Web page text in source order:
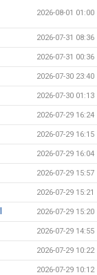
2026-08-01 01:00
2026-07-31 08:36
2026-07-31 00:36
2026-07-30 23:40
2026-07-30 01:13
2026-07-29 16:24
2026-07-29 16:15
2026-07-29 16:04
2026-07-29 15:57
2026-07-29 15:21
2026-07-29 15:20
2026-07-29 14:55
2026-07-29 10:22
2026-07-29 10:12